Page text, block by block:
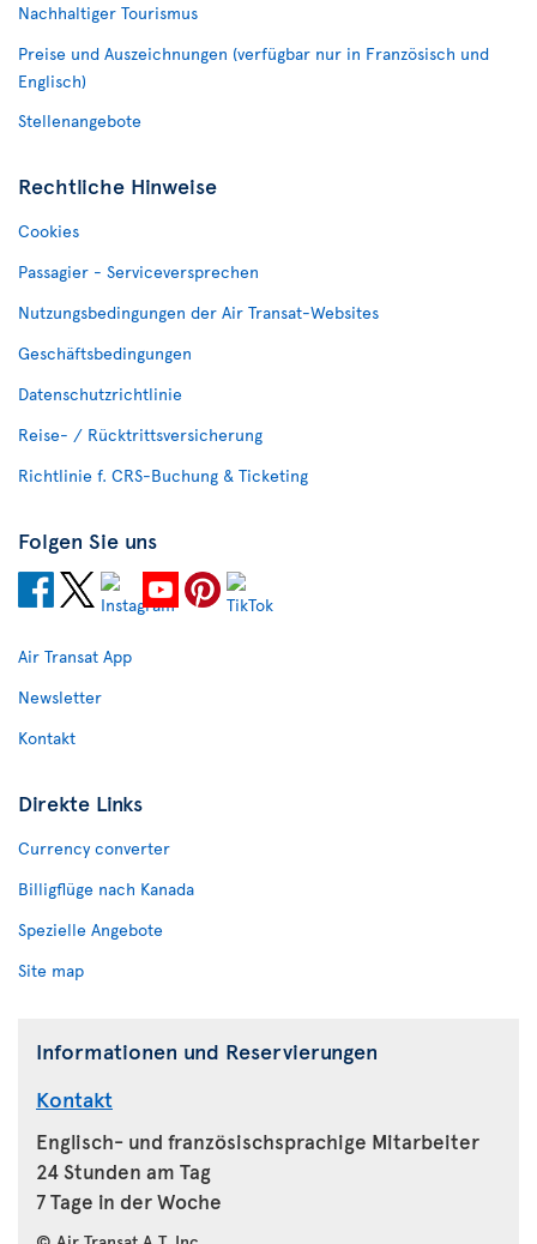
Nachhaltiger Tourismus
Preise und Auszeichnungen (verfügbar nur in Französisch und
Englisch)
Stellenangebote
Rechtliche Hinweise
Cookies
Passagier - Serviceversprechen
Nutzungsbedingungen der Air Transat-Websites
Geschäftsbedingungen
Datenschutzrichtlinie
Reise- / Rücktrittsversicherung
Richtlinie f. CRS-Buchung & Ticketing
Folgen Sie uns
Air Transat App
Newsletter
Kontakt
Direkte Links
Currency converter
Billigflüge nach Kanada
Spezielle Angebote
Site map
Informationen und Reservierungen
Kontakt
Englisch- und französischsprachige Mitarbeiter
24 Stunden am Tag
7 Tage in der Woche